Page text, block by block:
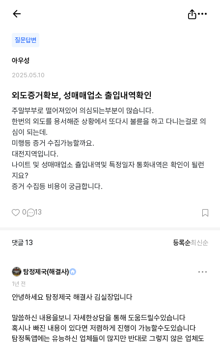
질문답변
아우성
2025.05.10
외도증거확보, 성매매업소 출입내역확인
주말부부로 떨어져있어 의심되는부분이 많습니다.
한번의 외도를 용서해준 상황에서 또다시 불륜을 하고 다니는걸로 의
심이 되는데.
미행등 증거 수집가능할까요.
대전지역입니다.
나이트 및 성매매업소 츌입내역및 특정일자 통화내역은 확인이 될런
지요?
0 13
댓글 13 등록순최신순
탐정제국(해결사)
1년 전
안녕하세요 탐정제국 해결사 김실장입니다
말씀하신 내용을보니 자세한상담을 통해 도움드릴수있습니다
혹시나 빠진 내용이 있다면 저렴하게 진행이 가능할수도있습니다
탐정톡앱에는 유능하신 업체들이 많지만 반대로 그렇지 않은 업체도